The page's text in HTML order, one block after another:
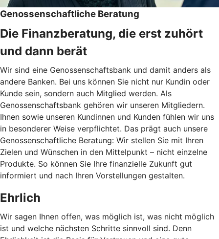
Genossenschaftliche Beratung
Die Finanzberatung, die erst zuhört
und dann berät
Wir sind eine Genossenschaftsbank und damit anders als
andere Banken. Bei uns können Sie nicht nur Kundin oder
Kunde sein, sondern auch Mitglied werden. Als
Genossenschaftsbank gehören wir unseren Mitgliedern.
Ihnen sowie unseren Kundinnen und Kunden fühlen wir uns
in besonderer Weise verpflichtet. Das prägt auch unsere
Genossenschaftliche Beratung: Wir stellen Sie mit Ihren
Zielen und Wünschen in den Mittelpunkt – nicht einzelne
Produkte. So können Sie Ihre finanzielle Zukunft gut
informiert und nach Ihren Vorstellungen gestalten.
Ehrlich
Wir sagen Ihnen offen, was möglich ist, was nicht möglich
ist und welche nächsten Schritte sinnvoll sind. Denn